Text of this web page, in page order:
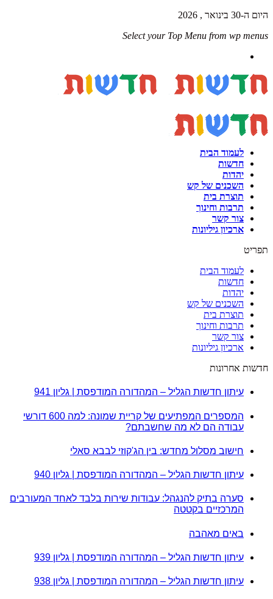
היום ה-30 בינואר , 2026
Select your Top Menu from wp menus
לעמוד הבית
חדשות
יהדות
השכנים של קש
תוצרת בית
תרבות וחינוך
צור קשר
ארכיון גיליונות
תפריט
לעמוד הבית
חדשות
יהדות
השכנים של קש
תוצרת בית
תרבות וחינוך
צור קשר
ארכיון גיליונות
חדשות אחרונות
עיתון חדשות הגליל – המהדורה המודפסת | גליון 941
המספרים המפתיעים של קריית שמונה: למה 600 דורשי
עבודה הם לא מה שחשבתם?
חישוב מסלול מחדש: בין הג'קוזי לבבא סאלי
עיתון חדשות הגליל – המהדורה המודפסת | גליון 940
סערה בתיק להנגהל: עבודות שירות בלבד לאחד המעורבים
המרכזיים בקטטה
באים מאהבה
עיתון חדשות הגליל – המהדורה המודפסת | גליון 939
עיתון חדשות הגליל – המהדורה המודפסת | גליון 938